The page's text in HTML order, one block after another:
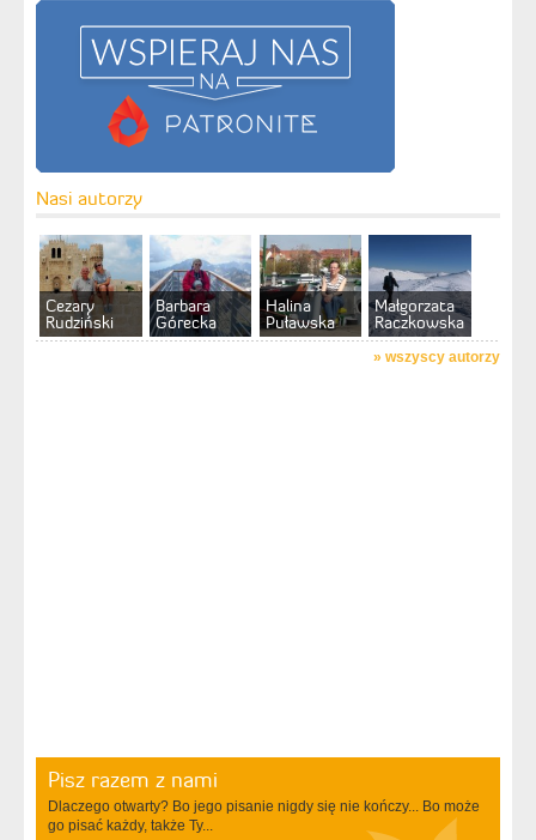
Nasi autorzy
Cezary
Rudziński
Barbara
Górecka
Halina
Puławska
Małgorzata
Raczkowska
» wszyscy autorzy
Pisz razem z nami
Dlaczego otwarty? Bo jego pisanie nigdy się nie kończy... Bo może
go pisać każdy, także Ty...